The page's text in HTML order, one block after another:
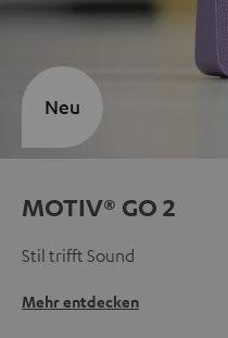
MOTIV® GO 2
Stil trifft Sound
Mehr entdecken
Neu